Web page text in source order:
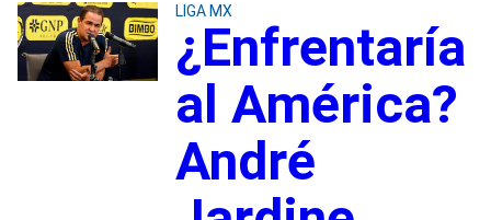
LIGA MX
¿Enfrentaría
al América?
André